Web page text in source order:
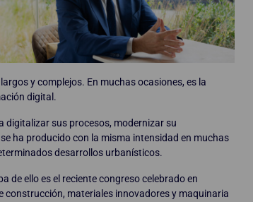
y complejos. En muchas ocasiones, es la
digital.
digitalizar sus procesos, modernizar su
ha producido con la misma intensidad en muchas
desarrollos urbanísticos.
de ello es el reciente congreso celebrado en
construcción, materiales innovadores y maquinaria